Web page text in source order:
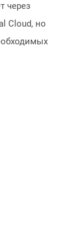
через
Cloud, но